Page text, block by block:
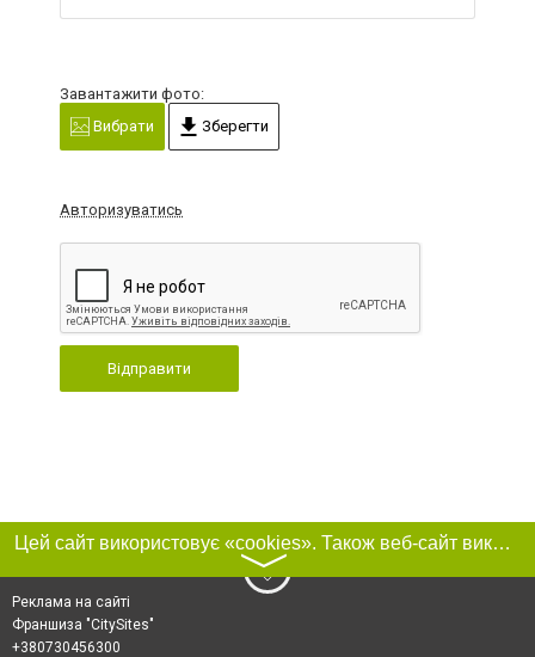
Завантажити фото:
Вибрати
Зберегти
Авторизуватись
Відправити
Цей сайт використовує «cookies». Також веб-сайт використовує інтернет-сервіс для збору технічних даних стосовно відвідувачів з метою отримання маркетингової та статистичної інформації. Умови обробки даних відвідувачів сайту див.
〉
Реклама на сайті
Франшиза "CitySites"
+380730456300